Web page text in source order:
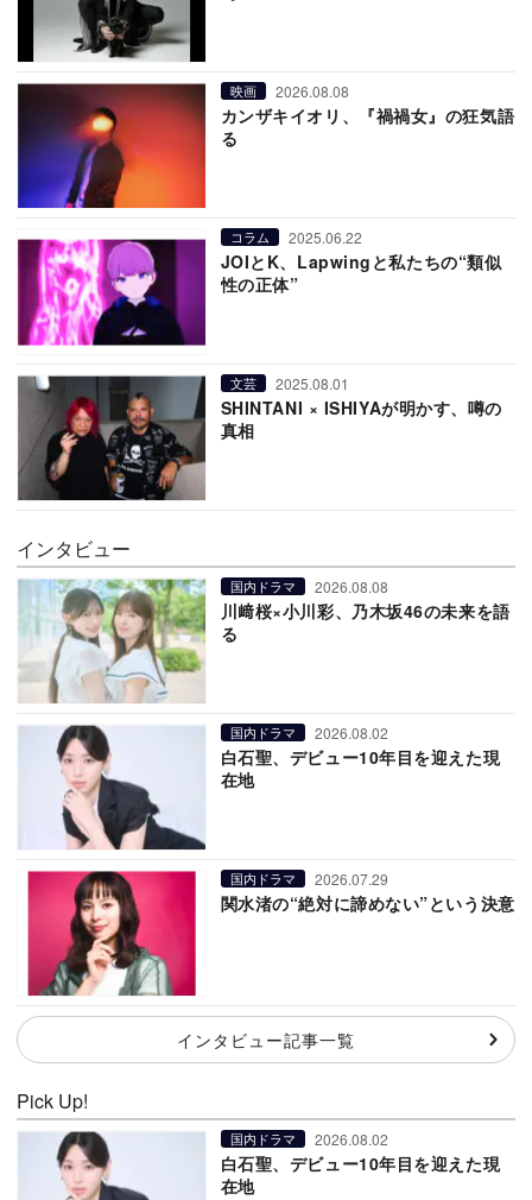
映画 2026.08.08
カンザキイオリ、『禍禍女』の狂気語
る
コラム 2025.06.22
JOIとK、Lapwingと私たちの“類似
性の正体”
文芸 2025.08.01
SHINTANI × ISHIYAが明かす、噂の
真相
インタビュー
国内ドラマ 2026.08.08
川﨑桜×小川彩、乃木坂46の未来を語
る
国内ドラマ 2026.08.02
白石聖、デビュー10年目を迎えた現
在地
国内ドラマ 2026.07.29
関水渚の“絶対に諦めない”という決意
インタビュー記事一覧
Pick Up!
国内ドラマ 2026.08.02
白石聖、デビュー10年目を迎えた現
在地